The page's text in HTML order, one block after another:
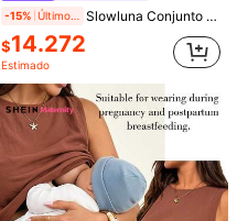
-15% Slowluna Conjunto casual diario de top de lactancia y shorts de unicolor para maternidad
$14.272
Estimado